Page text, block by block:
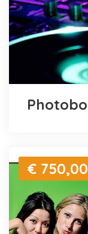
€ 750,00